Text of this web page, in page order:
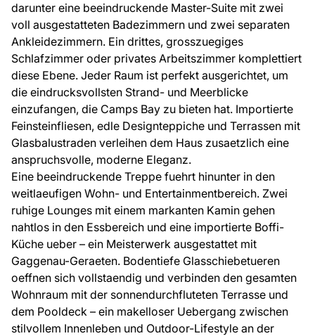
darunter eine beeindruckende Master-Suite mit zwei
voll ausgestatteten Badezimmern und zwei separaten
Ankleidezimmern. Ein drittes, grosszuegiges
Schlafzimmer oder privates Arbeitszimmer komplettiert
diese Ebene. Jeder Raum ist perfekt ausgerichtet, um
die eindrucksvollsten Strand- und Meerblicke
einzufangen, die Camps Bay zu bieten hat. Importierte
Feinsteinfliesen, edle Designteppiche und Terrassen mit
Glasbalustraden verleihen dem Haus zusaetzlich eine
anspruchsvolle, moderne Eleganz.
Eine beeindruckende Treppe fuehrt hinunter in den
weitlaeufigen Wohn- und Entertainmentbereich. Zwei
ruhige Lounges mit einem markanten Kamin gehen
nahtlos in den Essbereich und eine importierte Boffi-
Küche ueber – ein Meisterwerk ausgestattet mit
Gaggenau-Geraeten. Bodentiefe Glasschiebetueren
oeffnen sich vollstaendig und verbinden den gesamten
Wohnraum mit der sonnendurchfluteten Terrasse und
dem Pooldeck – ein makelloser Uebergang zwischen
stilvollem Innenleben und Outdoor-Lifestyle an der